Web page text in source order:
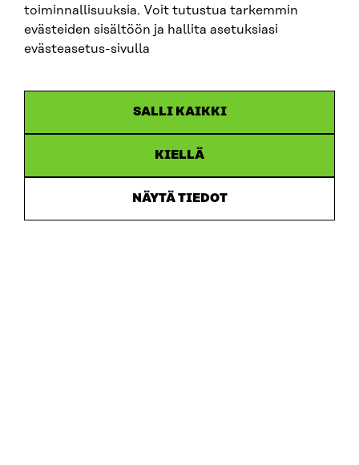
toiminnallisuuksia. Voit tutustua tarkemmin
evästeiden sisältöön ja hallita asetuksiasi
evästeasetus-sivulla
SALLI KAIKKI
KIELLÄ
NÄYTÄ TIEDOT
ARTIKKELI
China shock 2.0 – Eurooppa havahtuu liian hitaasti
Kiinan järjestelmävaltaan